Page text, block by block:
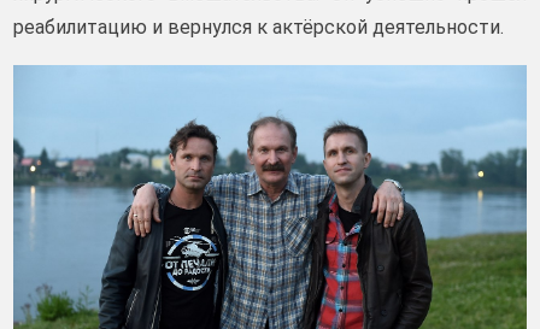
реабилитацию и вернулся к актёрской деятельности.